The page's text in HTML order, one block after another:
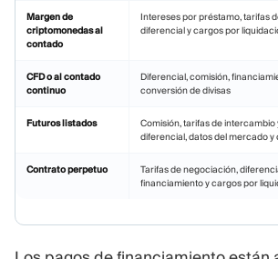
Margen de
criptomonedas al
contado
Intereses por préstamo, tarifas
diferencial y cargos por
CFD o al contado
continuo
Diferencial, comisión,
conversión de divisas
Futuros listados
Comisión, tarifas de
diferencial, datos del mercado y
Contrato perpetuo
Tarifas de negociación,
financiamiento y cargos por